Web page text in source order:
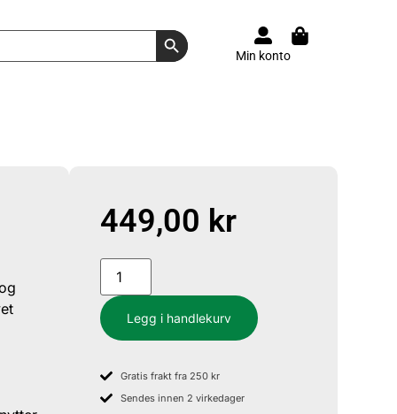
Search Button
Min konto
449,00 kr
Legg i handlekurv
Gratis frakt fra 250 kr
Sendes innen 2 virkedager